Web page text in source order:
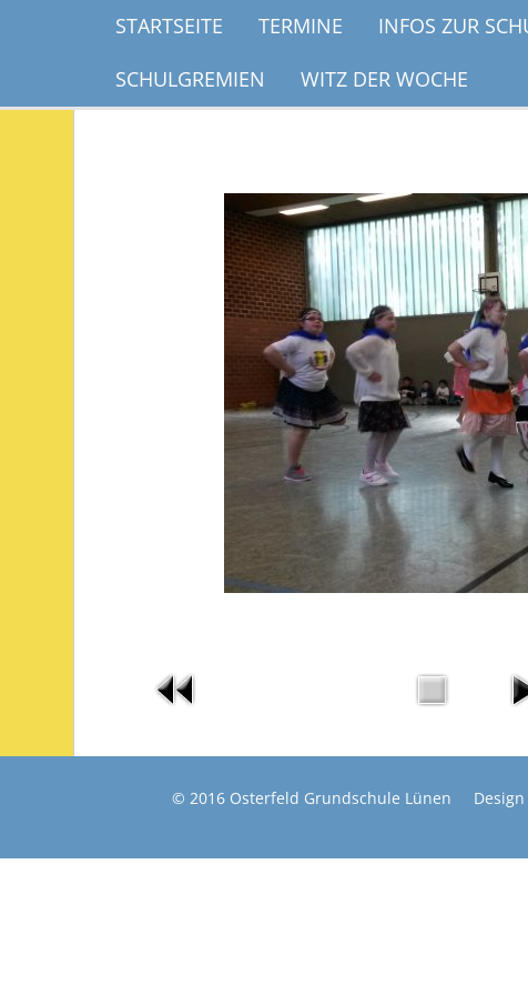
STARTSEITE TERMINE INFOS ZUR
SCHULGREMIEN
WITZ DER WOCHE
© 2016 Osterfeld Grundschule Lünen Design